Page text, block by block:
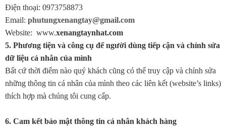
Điện thoại: 0973758873
Email: phutungxenangtay@gmail.com
Website: www.xenangtaynhat.com
5. Phương tiện và công cụ để người dùng tiếp cận và chỉnh sửa
dữ liệu cá nhân của mình
Bất cứ thời điểm nào quý khách cũng có thể truy cập và chỉnh sửa
những thông tin cá nhân của mình theo các liên kết (website’s links)
thích hợp mà chúng tôi cung cấp.
6. Cam kết bảo mật thông tin cá nhân khách hàng